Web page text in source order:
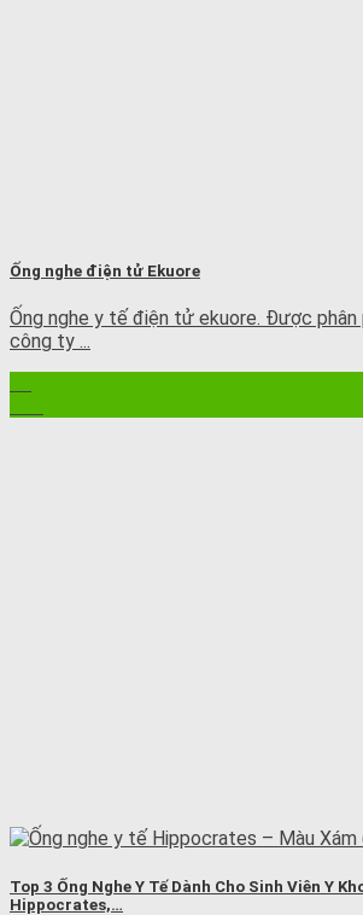
Ống nghe điện tử Ekuore
Ống nghe y tế điện tử ekuore. Được
công ty ...
Top 3 Ống Nghe Y Tế Dành Cho Sinh Viên Y
Hippocrates,…